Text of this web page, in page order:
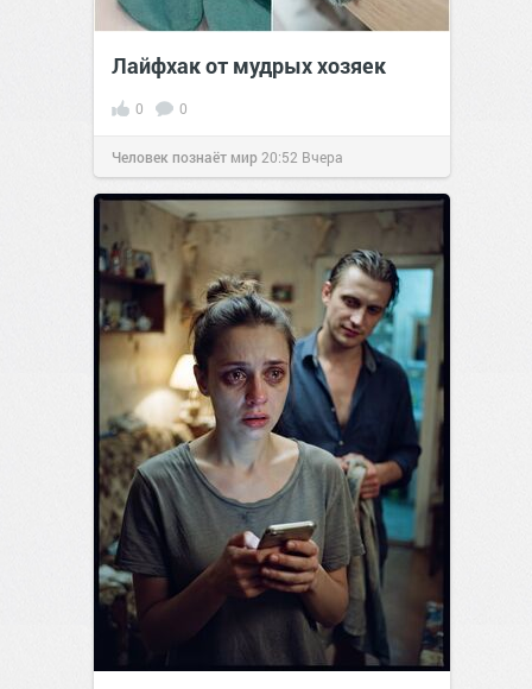
Лайфхак от мудрых хозяек
0 0
Человек познаёт мир 20:52 Вчера